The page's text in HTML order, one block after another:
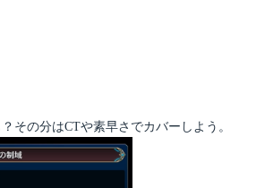
その分はCTや素早さでカバーしよう。